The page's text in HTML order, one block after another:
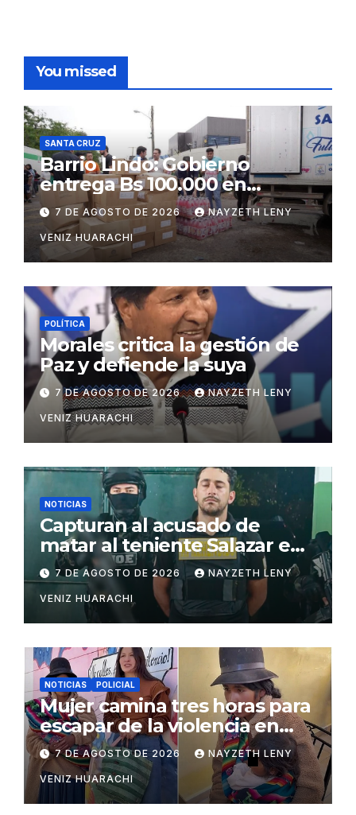
You missed
SANTA CRUZ
Barrio Lindo: Gobierno
entrega Bs 100.000 en
insumos para afectados
7 DE AGOSTO DE 2026 NAYZETH LENY
VENIZ HUARACHI
POLÍTICA
Morales critica la gestión de
Paz y defiende la suya
7 DE AGOSTO DE 2026 NAYZETH LENY
VENIZ HUARACHI
NOTICIAS
Capturan al acusado de
matar al teniente Salazar en
San Matías
7 DE AGOSTO DE 2026 NAYZETH LENY
VENIZ HUARACHI
NOTICIAS POLICIAL
Mujer camina tres horas para
escapar de la violencia en
Potosí
7 DE AGOSTO DE 2026 NAYZETH LENY
VENIZ HUARACHI